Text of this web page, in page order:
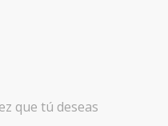
que tú deseas